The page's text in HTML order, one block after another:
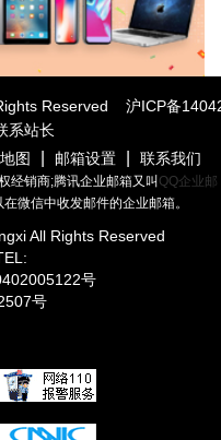
Reserved 沪ICP备
系站长
图
邮箱设置 联系我们
经销商;腾讯企业邮箱又叫 QQ企业邮
微信中收发邮件的企业邮箱。
All Rights Reserved
号
号